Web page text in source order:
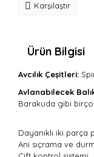
Karşılaştır
Ürün Bilgisi
Avcılık Çeşitleri:
Avlanabilecek
Barakuda gibi
Dayanıklı iki
Ani sıçrama ve